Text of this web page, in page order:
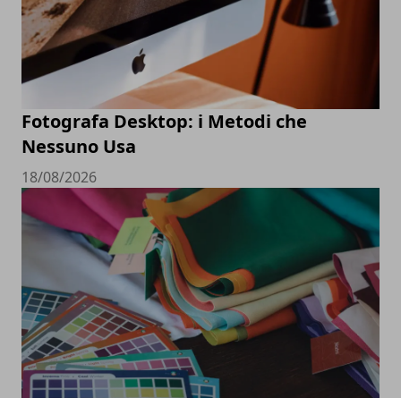
Fotografa Desktop: i Metodi che
Nessuno Usa
18/08/2026